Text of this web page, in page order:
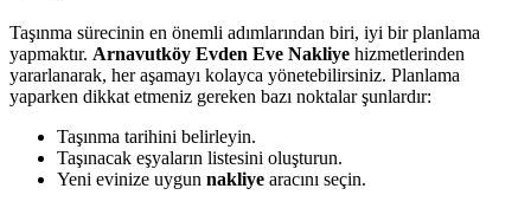
Taşınma sürecinin en önemli adımlarından biri, iyi bir planlama
yapmaktır. Arnavutköy Evden Eve Nakliye hizmetlerinden
yararlanarak, her aşamayı kolayca yönetebilirsiniz. Planlama
yaparken dikkat etmeniz gereken bazı noktalar şunlardır:
Taşınma tarihini belirleyin.
Taşınacak eşyaların listesini oluşturun.
Yeni evinize uygun nakliye aracını seçin.